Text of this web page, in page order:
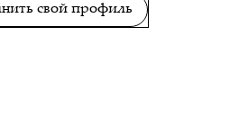
свой профиль